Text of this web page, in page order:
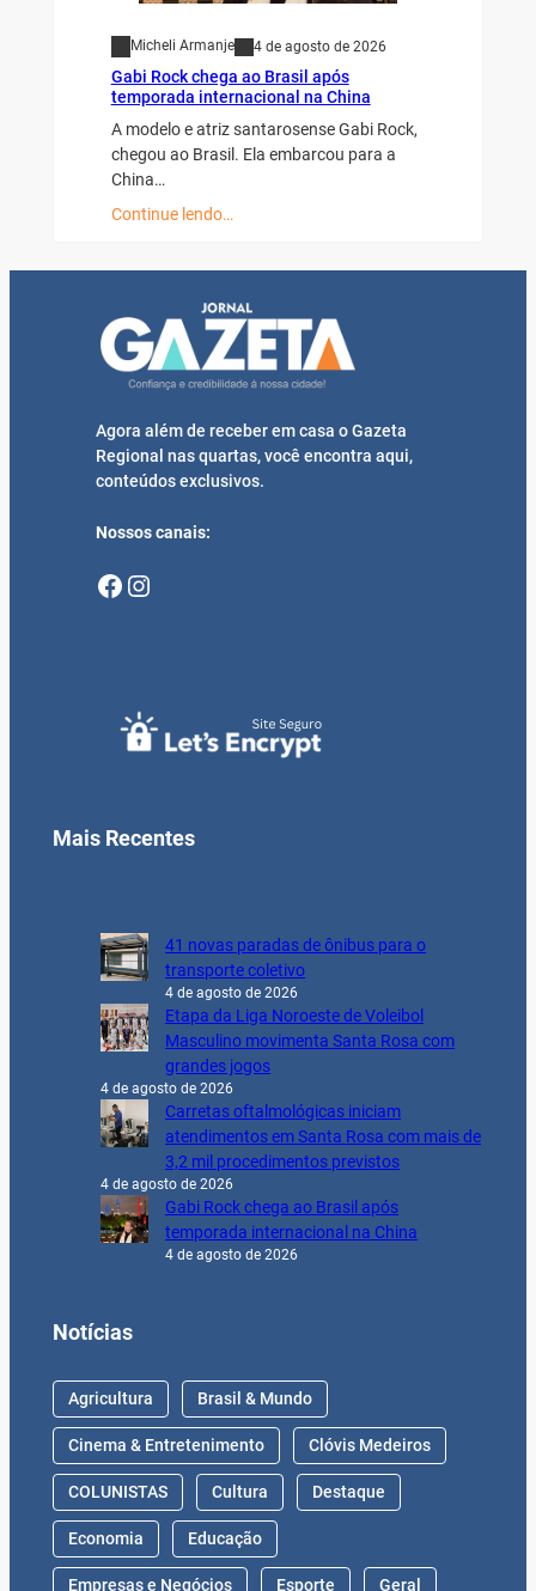
Micheli Armanje 4 de agosto de 2026
Gabi Rock chega ao Brasil após
temporada internacional na China
A modelo e atriz santarosense Gabi Rock,
chegou ao Brasil. Ela embarcou para a
China…
Continue lendo…
Agora além de receber em casa o Gazeta
Regional nas quartas, você encontra aqui,
conteúdos exclusivos.
Nossos canais:
Facebook Instagram
Mais Recentes
41 novas paradas de ônibus para o
transporte coletivo
4 de agosto de 2026
Etapa da Liga Noroeste de Voleibol
Masculino movimenta Santa Rosa com
grandes jogos
4 de agosto de 2026
Carretas oftalmológicas iniciam
atendimentos em Santa Rosa com mais de
3,2 mil procedimentos previstos
4 de agosto de 2026
Gabi Rock chega ao Brasil após
temporada internacional na China
4 de agosto de 2026
Notícias
Agricultura Brasil & Mundo
Cinema & Entretenimento Clóvis Medeiros
COLUNISTAS Cultura Destaque
Economia Educação
Empresas e Negócios Esporte Geral